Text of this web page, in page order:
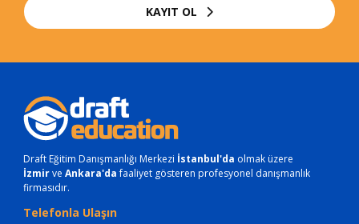
KAYIT OL
Draft Eğitim Danışmanlığı Merkezi İstanbul'da olmak üzere
İzmirve Ankara'dafaaliyet gösteren profesyonel danışmanlık
firmasıdır.
Telefonla Ulaşın